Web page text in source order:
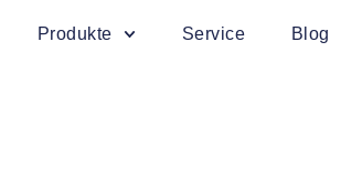
Produkte Service Blog